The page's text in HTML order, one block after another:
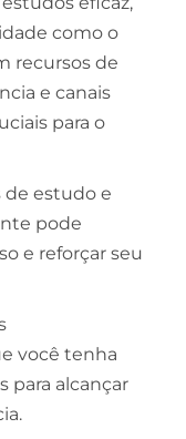
como o
recursos de
e canais
para o
de estudo e
pode
e reforçar seu
você tenha
para alcançar